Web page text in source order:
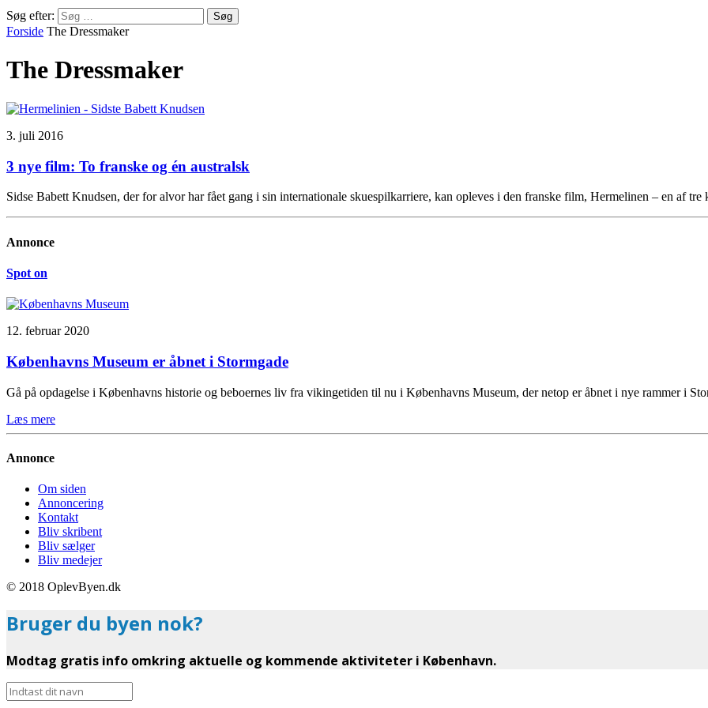
Søg efter:
Forside The Dressmaker
The Dressmaker
3. juli 2016
3 nye film: To franske og én australsk
Sidse Babett Knudsen, der for alvor har fået gang i sin internationale skuespilkarriere, kan opleves i den franske film, Hermelinen – en af
Annonce
Spot on
12. februar 2020
Københavns Museum er åbnet i Stormgade
Gå på opdagelse i Københavns historie og beboernes liv fra vikingetiden til nu i Københavns Museum, der netop er åbnet i nye rammer i
Læs mere
Annonce
Om siden
Annoncering
Kontakt
Bliv skribent
Bliv sælger
Bliv medejer
© 2018 OplevByen.dk
Bruger du byen nok?
Modtag gratis info omkring aktuelle og kommende aktiviteter i København.